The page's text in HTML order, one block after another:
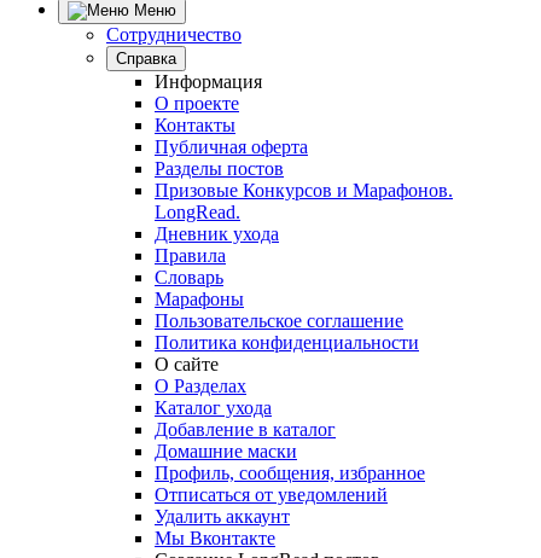
Меню
Сотрудничество
Справка
Информация
О проекте
Контакты
Публичная оферта
Разделы постов
Призовые Конкурсов и Марафонов.
LongRead.
Дневник ухода
Правила
Словарь
Марафоны
Пользовательское соглашение
Политика конфиденциальности
О сайте
О Разделах
Каталог ухода
Добавление в каталог
Домашние маски
Профиль, сообщения, избранное
Отписаться от уведомлений
Удалить аккаунт
Мы Вконтакте